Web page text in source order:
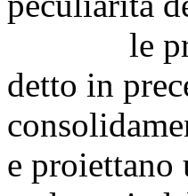
le
detto in
e proiettano